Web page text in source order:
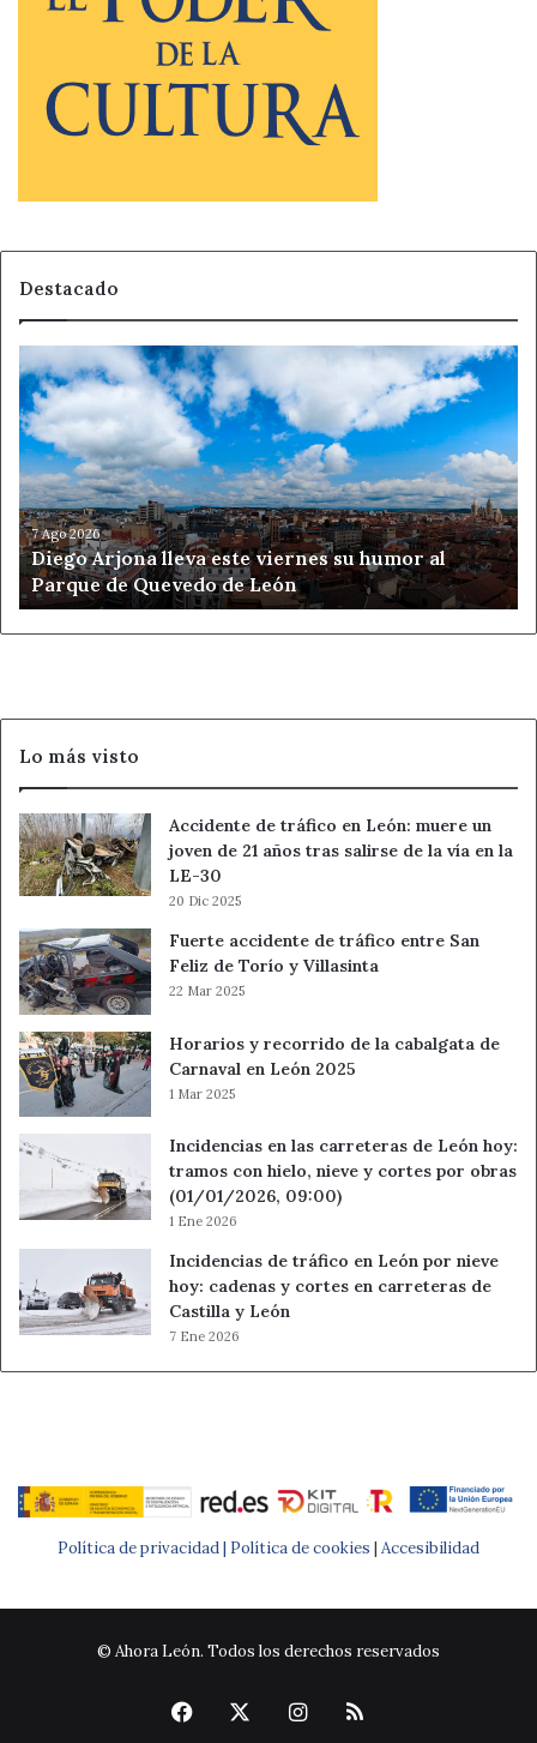
Destacado
Diego
Arjona
lleva
este
viernes
su
humor
al
Parque
de
Quevedo
de
7 Ago 2026
Diego Arjona lleva este viernes su humor al
Parque de Quevedo de León
Lo más visto
Accidente de tráfico en León: muere un
joven de 21 años tras salirse de la vía en la
LE-30
20 Dic 2025
Fuerte accidente de tráfico entre San
Feliz de Torío y Villasinta
22 Mar 2025
Horarios y recorrido de la cabalgata de
Carnaval en León 2025
1 Mar 2025
Incidencias en las carreteras de León hoy:
tramos con hielo, nieve y cortes por obras
(01/01/2026, 09:00)
1 Ene 2026
Incidencias de tráfico en León por nieve
hoy: cadenas y cortes en carreteras de
Castilla y León
7 Ene 2026
Política de privacidad | Política de cookies | Accesibilidad
© Ahora León. Todos los derechos reservados
Facebook Instagram
RSS